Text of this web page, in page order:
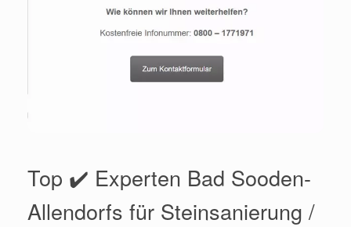
Top ✔️ Experten Bad Sooden-
Allendorfs für Steinsanierung /